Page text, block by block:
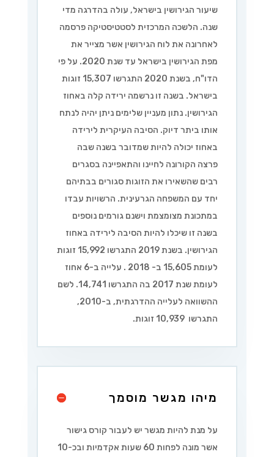
שיעור הגירושין בישראל, עולה בהדרגה מדי
שנה. הלשכה המרכזית לסטטיסטיקה פרסמה
לאחרונה את לוח הגירושין אשר מצייר את
מפת הגירושין בישראל עד שנת 2020. על פי
הדו"ח, בשנת 2020 התגרשו 15,307 זוגות
בישראל. בשנה זו נרשמה ירידה קלה באחוז
הגירושין. נתון מעניין שלימים ניתן יהיה לנתח
אותו ביתר דיוק. הסיבה העיקרית לירידה
באחוז יכולה להיות שמדובר בשנה שבה
פרצה הקורונה לחיינו והתאפיינה בסגרים
רבים שהשאירו את הזוגות סגורים בבתיהם
יחד עם המשפחה הגרעינית. הרשויות עבדו
במתכונת מצומצמת וישנם גורמים נוספים
בשנה זו שיכלו להיות הסיבה לירידה באחוז
הגירושין. בשנת 2019 התגרשו 15,992 זוגות
לעומת 15,605 ב- 2018 . עלייה ב-6 אחוז
לעומת שנת 2017 בה התגרשו 14,741. לשם
ההשוואה לעלייה ההדרגתית, ב-2010,
התגרשו 10,939 זוגות.
מיהו מגשר מוסמך
על מנת להיות מגשר יש לעבור קורס גישור
אשר מונה לפחות 60 שעות אקדמיות ובכ-10